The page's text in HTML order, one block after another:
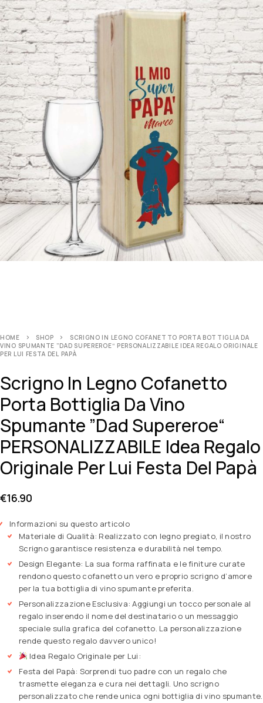
HOME SHOP
SCRIGNO IN LEGNO COFANETTO PORTA BOTTIGLIA DA
VINO SPUMANTE ”DAD SUPEREROE“ PERSONALIZZABILE IDEA REGALO ORIGINALE
PER LUI FESTA DEL PAPÀ
Scrigno In Legno Cofanetto
Porta Bottiglia Da Vino
Spumante ”Dad Supereroe“
PERSONALIZZABILE Idea Regalo
Originale Per Lui Festa Del Papà
€16.90
Informazioni su questo articolo
Materiale di Qualità: Realizzato con legno pregiato, il nostro
Scrigno garantisce resistenza e durabilità nel tempo.
Design Elegante: La sua forma raffinata e le finiture curate
rendono questo cofanetto un vero e proprio scrigno d’amore
per la tua bottiglia di vino spumante preferita.
Personalizzazione Esclusiva: Aggiungi un tocco personale al
regalo inserendo il nome del destinatario o un messaggio
speciale sulla grafica del cofanetto. La personalizzazione
rende questo regalo davvero unico!
Idea Regalo Originale per Lui:
Festa del Papà: Sorprendi tuo padre con un regalo che
trasmette eleganza e cura nei dettagli. Uno scrigno
personalizzato che rende unica ogni bottiglia di vino spumante.